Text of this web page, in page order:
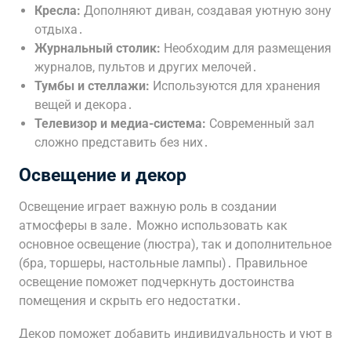
Кресла: Дополняют диван, создавая уютную зону
отдыха․
Журнальный столик: Необходим для размещения
журналов, пультов и других мелочей․
Тумбы и стеллажи: Используются для хранения
вещей и декора․
Телевизор и медиа-система: Современный зал
сложно представить без них․
Освещение и декор
Освещение играет важную роль в создании
атмосферы в зале․ Можно использовать как
основное освещение (люстра), так и дополнительное
(бра, торшеры, настольные лампы)․ Правильное
освещение поможет подчеркнуть достоинства
помещения и скрыть его недостатки․
Декор поможет добавить индивидуальность и уют в